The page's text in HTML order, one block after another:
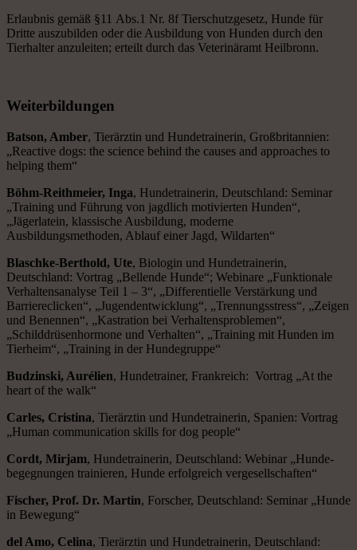
Erlaubnis gemäß §11 Abs.1 Nr. 8f Tierschutzgesetz, Hunde für
Dritte auszubilden oder die Ausbildung von Hunden durch den
Tierhalter an­zu­lei­ten; erteilt durch das Veterinäramt Heilbronn.
Weiterbildungen
Batson, Amber, Tierärztin und Hundetrainerin, Großbritannien:
„Reactive dogs: the science behind the causes and approaches to
helping them“
Böhm-Reithmeier, Inga, Hundetrainerin, Deutschland: Seminar
„Training und Führung von jagdlich motivierten Hunden“,
„Jägerlatein, klassische Ausbildung, moderne
Ausbildungsmethoden, Ablauf einer Jagd, Wildarten“
Blaschke-Berthold, Ute, Biologin und Hundetrainerin,
Deutschland: Vortrag „Bellende Hunde“; Webinare „Funktionale
Verhaltensanalyse Teil 1 – 3“, „Differentielle Verstärkung und
Barriereclicken“, „Jugendentwicklung“, „Trennungsstress“, „Zeigen
und Benennen“, „Kastration bei Ver­hal­tens­pro­ble­men“,
„Schilddrüsenhormone und Verhalten“, „Training mit Hunden im
Tierheim“, „Training in der Hundegruppe“
Budzinski, Aurélien, Hundetrainer, Frankreich: Vortrag „At the
heart of the walk“
Carles, Cristina, Tierärztin und Hundetrainerin, Spanien: Vortrag
„Human communication skills for dog people“
Cordt, Mirjam, Hundetrainerin, Deutschland: Webinar „Hunde­
begegnungen trainieren, Hunde erfolgreich vergesellschaften“
Fischer, Prof. Dr. Martin, Forscher, Deutschland: Seminar „Hunde
in Bewegung“
del Amo, Celina, Tierärztin und Hundetrainerin, Deutschland: